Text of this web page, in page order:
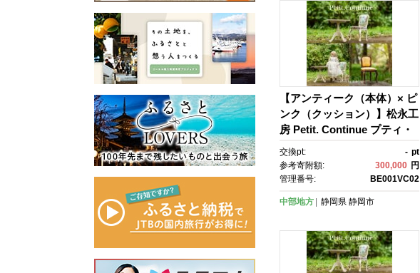
【アンティーク（本体）× ピ
ンク（クッション）】松永工
房 Petit. Continue プティ・
チェア ミニチュア家具 1／3
家具 ドール家具 ドール 40～
60センチ対応 インテリア ア
ェア ねこ脚 プティ・ドゥ・
交換pt: - pt
参考寄附額:
300,000 円
管理番号:
BE001VC02
中部地方 静岡県 静岡市